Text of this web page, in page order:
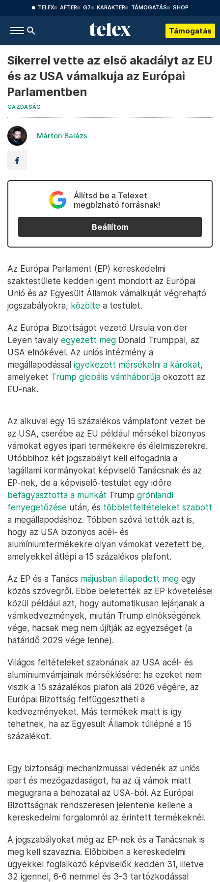
TELEX AFTER G7 KARAKTER TÁMOGATÁS SHOP
Támogatás
Sikerrel vette az első akadályt az EU
és az USA vámalkuja az Európai
Parlamentben
GAZDASÁG
Márton Balázs
Állítsd be a Telexet
megbízható forrásnak!
Beállítom
Az Európai Parlament (EP) kereskedelmi
szaktestülete kedden igent mondott az Európai
Unió és az Egyesült Államok vámalkuját végrehajtó
jogszabályokra, közölte a testület.
Az Európai Bizottságot vezető Ursula von der
Leyen tavaly egyezett meg Donald Trumppal, az
USA elnökével. Az uniós intézmény a
megállapodással igyekezett mérsékelni a károkat,
amelyeket Trump globális vámháborúja okozott az
EU-nak.
Az alkuval egy 15 százalékos vámplafont vezet be
az USA, cserébe az EU például mérsékel bizonyos
vámokat egyes ipari termékekre és élelmiszerekre.
Utóbbihoz két jogszabályt kell elfogadnia a
tagállami kormányokat képviselő Tanácsnak és az
EP-nek, de a képviselő-testület egy időre
befagyasztotta a munkát Trump grönlandi
fenyegetőzése után, és többletfeltételeket szabott
a megállapodáshoz. Többen szóvá tették azt is,
hogy az USA bizonyos acél- és
alumíniumtermékekre olyan vámokat vezetett be,
amelyekkel átlépi a 15 százalékos plafont.
Az EP és a Tanács májusban állapodott meg egy
közös szövegről. Ebbe beletették az EP követelései
közül például azt, hogy automatikusan lejárjanak a
vámkedvezmények, miután Trump elnökségének
vége, hacsak meg nem újítják az egyezséget (a
határidő 2029 vége lenne).
Világos feltételeket szabnának az USA acél- és
alumíniumvámjainak mérséklésére: ha ezeket nem
viszik a 15 százalékos plafon alá 2026 végére, az
Európai Bizottság felfüggesztheti a
kedvezményeket. Más termékek miatt is így
tehetnek, ha az Egyesült Államok túllépné a 15
százalékot.
Egy biztonsági mechanizmussal védenék az uniós
ipart és mezőgazdaságot, ha az új vámok miatt
megugrana a behozatal az USA-ból. Az Európai
Bizottságnak rendszeresen jelentenie kellene a
kereskedelmi forgalomról az érintett termékeknél.
A jogszabályokat még az EP-nek és a Tanácsnak is
meg kell szavaznia. Előbbiben a kereskedelmi
ügyekkel foglalkozó képviselők kedden 31, illetve
32 igennel, 6-6 nemmel és 3-3 tartózkodással